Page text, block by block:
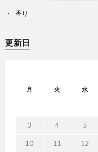
香り
更新日
月 火 水
3 4 5
10 11 12